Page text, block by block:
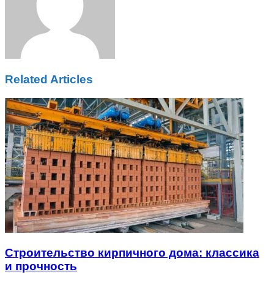
Related Articles
Строительство кирпичного дома: классика
и прочность